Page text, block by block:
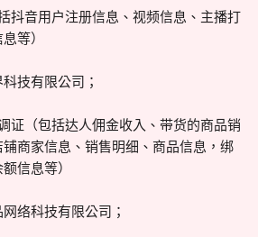
抖音用户注册信息、视频信息、主播打
等）
技有限公司；
证（包括达人佣金收入、带货的商品销
商家信息、销售明细、商品信息，绑
信息等）
络科技有限公司；